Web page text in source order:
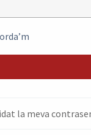
la meva